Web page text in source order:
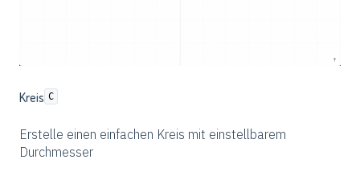
Kreis C
Erstelle einen einfachen Kreis mit einstellbarem
Durchmesser